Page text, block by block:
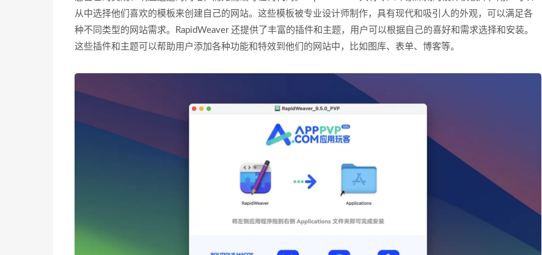
从中选择他们喜欢的模板来创建自己的网站。这些模板被专业设计师制作，具有现代和吸引人的外观，可以满足各
种不同类型的网站需求。RapidWeaver 还提供了丰富的插件和主题，用户可以根据自己的喜好和需求选择和安装。
这些插件和主题可以帮助用户添加各种功能和特效到他们的网站中，比如图库、表单、博客等。